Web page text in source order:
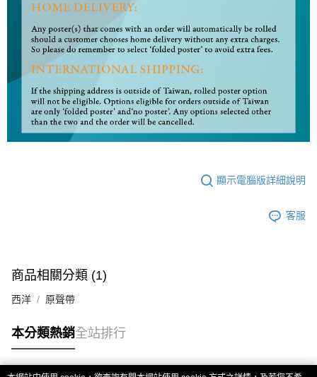
顯示電腦版詳細說明
客服
商品相關分類 (1)
西洋 原聲帶
本分類熱銷全站排行